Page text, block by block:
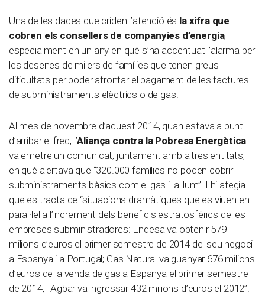
Una de les dades que criden l’atenció és la xifra que
cobren els consellers de companyies d’energia,
especialment en un any en què s’ha accentuat l’alarma per
les desenes de milers de famílies que tenen greus
dificultats per poder afrontar el pagament de les factures
de subministraments elèctrics o de gas.
Al mes de novembre d’aquest 2014, quan estava a punt
d’arribar el fred, l’Aliança contra la Pobresa Energètica
va emetre un comunicat, juntament amb altres entitats,
en què alertava que “320.000 famílies no poden cobrir
subministraments bàsics com el gas i la llum”. I hi afegia
que es tracta de “situacions dramàtiques que es viuen en
paral·lel a l’increment dels beneficis estratosfèrics de les
empreses subministradores: Endesa va obtenir 579
milions d’euros el primer semestre de 2014 del seu negoci
a Espanya i a Portugal; Gas Natural va guanyar 676 milions
d’euros de la venda de gas a Espanya el primer semestre
de 2014, i Agbar va ingressar 432 milions d’euros el 2012”.